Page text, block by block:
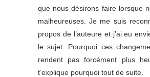
que nous désirons faire lorsque
malheureuses. Je me suis
propos de l’auteure et j’ai eu
le sujet. Pourquoi ces
rendent pas forcément plus
t’explique pourquoi tout de suite.